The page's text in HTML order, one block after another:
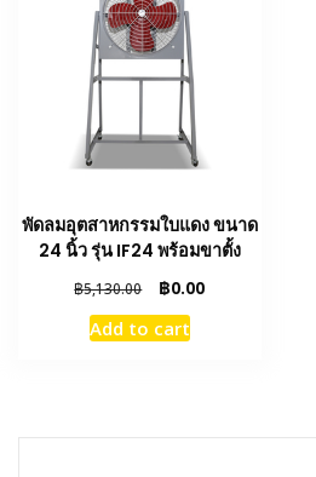
พัดลมอุตสาหกรรมใบแดง ขนาด
24 นิ้ว รุ่น IF24 พร้อมขาตั้ง
฿5,130.00
Original
price
was:
฿0.00Current
Add to cart